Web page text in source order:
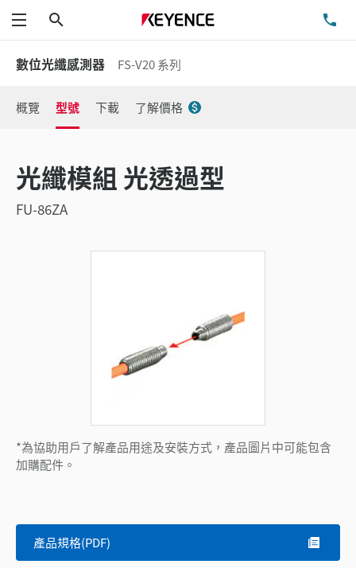
功能表
數位光纖感測器 FS-V20 系列
概覽 型號 下載 了解價格
光纖模組 光透過型
FU-86ZA
*為協助用戶了解產品用途及安裝方式，產品圖片中可能包含
加購配件。
產品規格(PDF)